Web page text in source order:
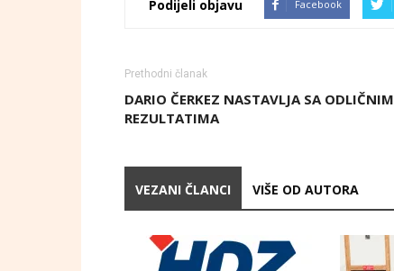
Podijeli objavu Facebook
Prethodni članak
DARIO ČERKEZ NASTAVLJA SA ODLIČNIM
REZULTATIMA
VEZANI ČLANCI VIŠE OD AUTORA